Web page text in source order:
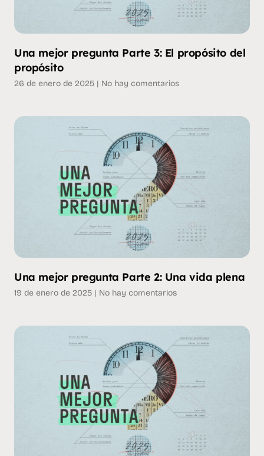
Una mejor pregunta Parte 3: El propósito del
propósito
26 de enero de 2025 No hay comentarios
Una mejor pregunta Parte 2: Una vida plena
19 de enero de 2025 No hay comentarios